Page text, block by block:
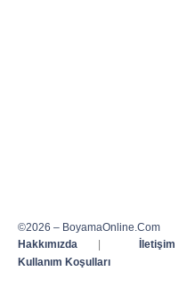
©2026 – BoyamaOnline.Com
Hakkımızda
| İletişim
Kullanım Koşulları